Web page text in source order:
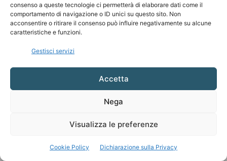
consenso a queste tecnologie ci permetterà di elaborare dati come il
comportamento di navigazione o ID unici su questo sito. Non
acconsentire o ritirare il consenso può influire negativamente su alcune
caratteristiche e funzioni.
Gestisci servizi
Accetta
Nega
Visualizza le preferenze
Cookie Policy Dichiarazione sulla Privacy